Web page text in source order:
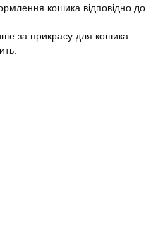
кошика відповідно до
за прикрасу для кошика.